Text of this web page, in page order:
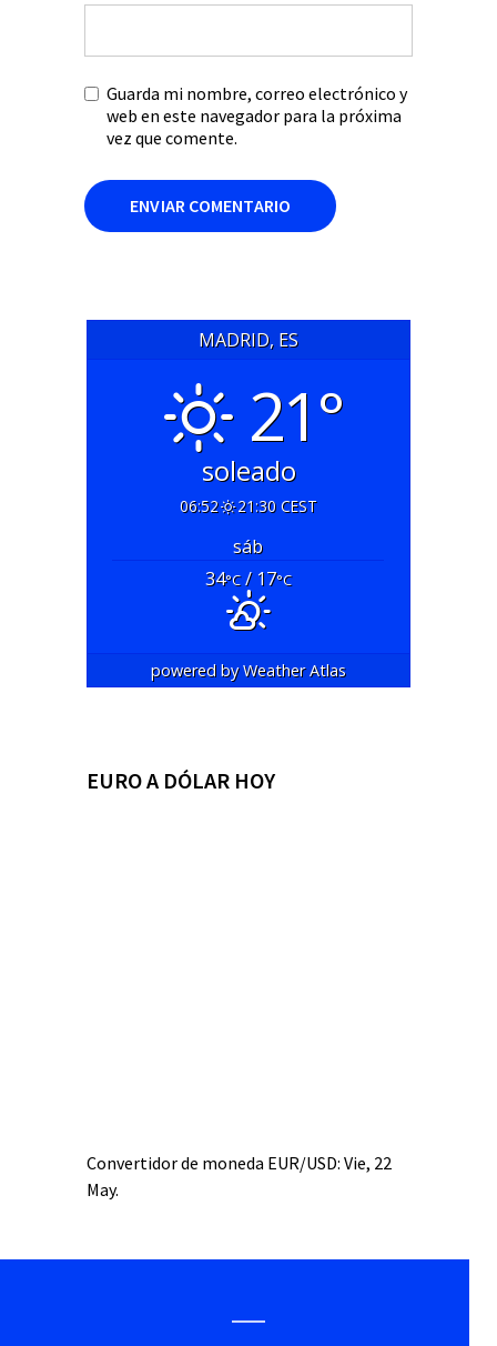
Guarda mi nombre, correo electrónico y
web en este navegador para la próxima
vez que comente.
MADRID, ES
21°
soleado
06:52 21:30 CEST
sáb
34°C/ 17°C
powered byWeather Atlas
EURO A DÓLAR HOY
Convertidor de moneda EUR/USD: Vie, 22
May.